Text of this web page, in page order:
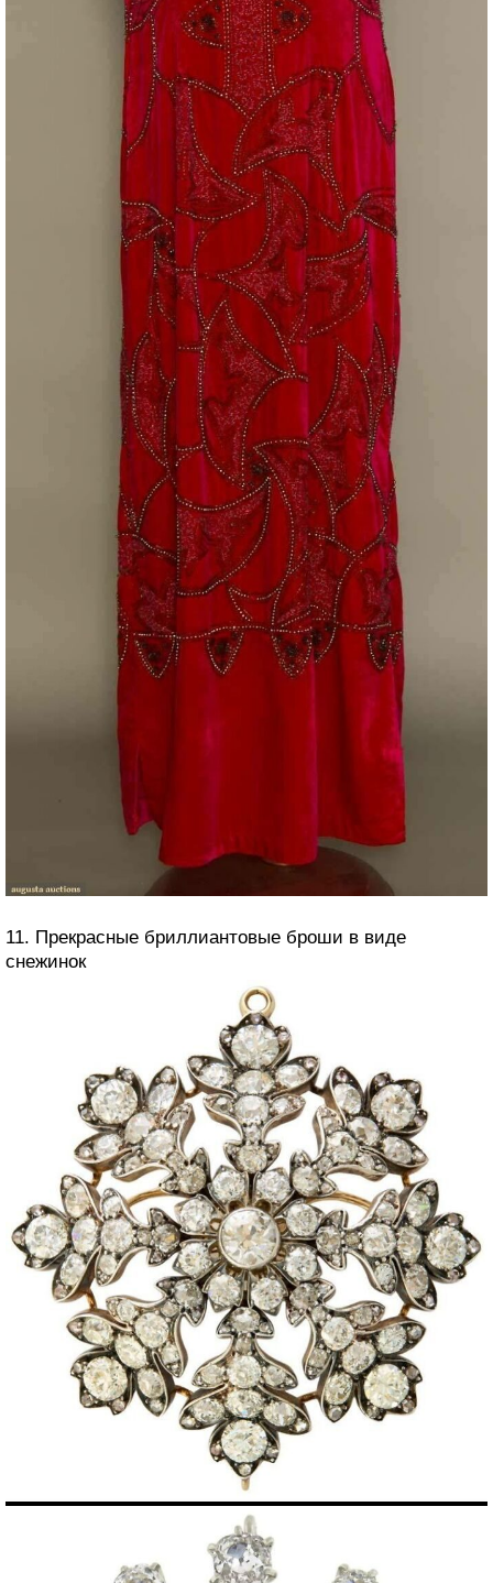
11. Прекрасные бриллиантовые броши в виде
снежинок